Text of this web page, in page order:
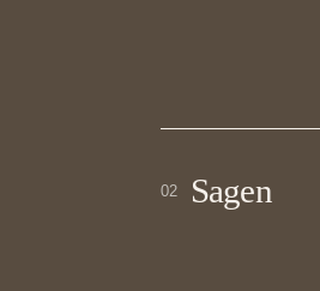
02 Sagen